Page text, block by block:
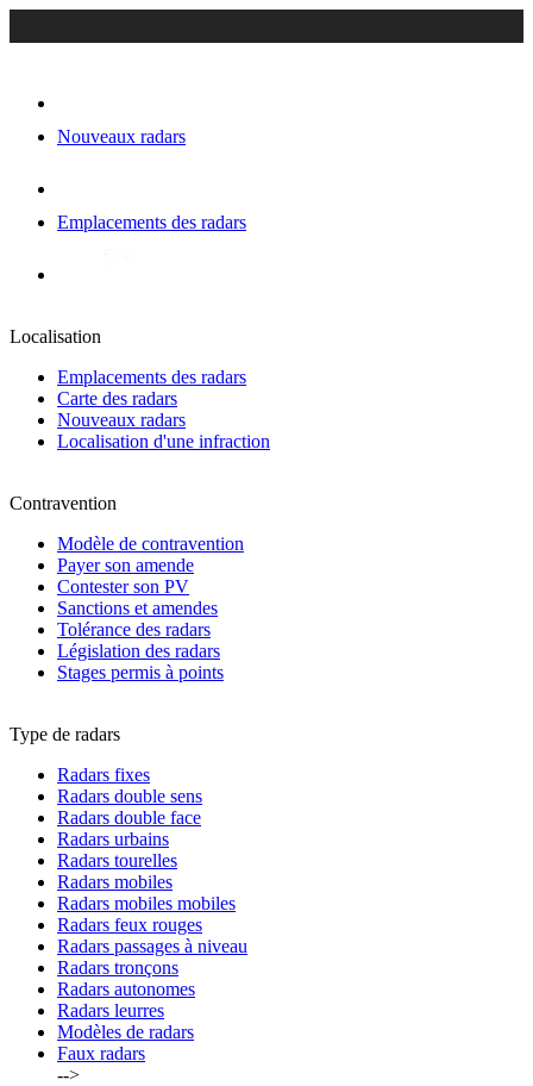
Nouveaux radars
Emplacements des radars
Localisation
Emplacements des radars
Carte des radars
Nouveaux radars
Localisation d'une infraction
Contravention
Modèle de contravention
Payer son amende
Contester son PV
Sanctions et amendes
Tolérance des radars
Législation des radars
Stages permis à points
Type de radars
Radars fixes
Radars double sens
Radars double face
Radars urbains
Radars tourelles
Radars mobiles
Radars mobiles mobiles
Radars feux rouges
Radars passages à niveau
Radars tronçons
Radars autonomes
Radars leurres
Modèles de radars
Faux radars
-->